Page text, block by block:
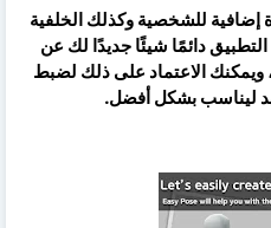
إضافية للشخصية وكذلك الخلفية
دائمًا شيئًا جديدًا لك عن
الاعتماد على ذلك لضبط
ليناسب بشكل أفضل.